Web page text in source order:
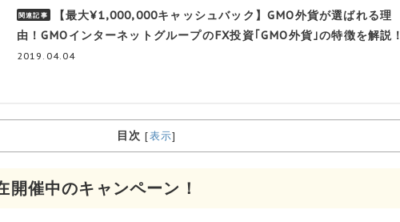
【最大¥1,000,000キャッシュバック】GMO外貨が選ばれる理
由！GMOインターネットグループのFX投資｢GMO外貨｣の特徴を解説！
2019.04.04
目次 [表示]
開催中のキャンペーン！